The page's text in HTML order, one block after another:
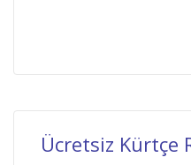
Ücretsiz Kürtçe